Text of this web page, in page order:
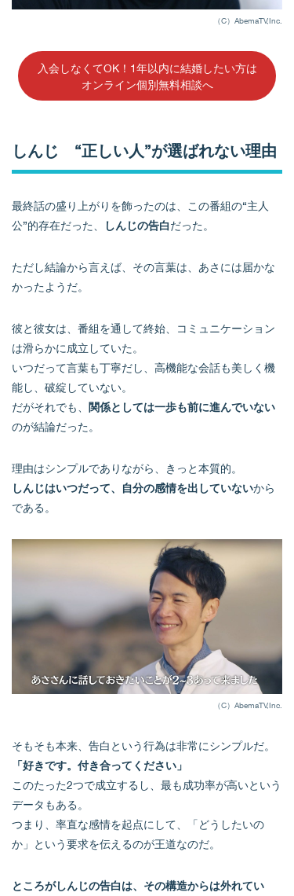
（C）AbemaTV,Inc.
入会しなくてOK！1年以内に結婚したい方は
オンライン個別無料相談へ
しんじ “正しい人”が選ばれない理由
最終話の盛り上がりを飾ったのは、この番組の“主人
公”的存在だった、
しんじの告白だった。
ただし結論から言えば、その言葉は、あさには届かな
かったようだ。
彼と彼女は、番組を通して終始、コミュニケーション
は滑らかに成立していた。
いつだって言葉も丁寧だし、高機能な会話も美しく機
能し、破綻していない。
だがそれでも、 関係としては一歩も前に進んでいない
のが結論だった。
理由はシンプルでありながら、きっと本質的。
しんじはいつだって、自分の感情を出していないから
である。
（C）AbemaTV,Inc.
そもそも本来、告白という行為は非常にシンプルだ。
「好きです。付き合ってください」
このたった2つで成立するし、最も成功率が高いという
データもある。
つまり、率直な感情を起点にして、「どうしたいの
か」という要求を伝えるのが王道なのだ。
ところがしんじの告白は、その構造からは外れてい